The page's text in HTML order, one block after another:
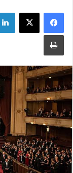
فيسبوك ‫X
طباعة